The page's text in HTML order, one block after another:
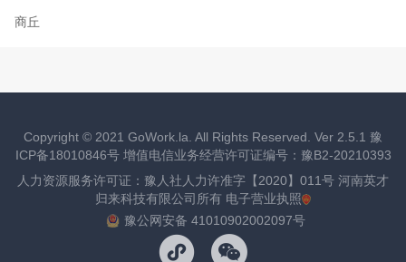
商丘
Copyright © 2021 GoWork.la. All Rights Reserved. Ver 2.5.1 豫
ICP备18010846号增值电信业务经营许可证编号：豫B2-20210393
人力资源服务许可证：豫人社人力许准字【2020】011号 河南英才
归来科技有限公司所有 电子营业执照
豫公网安备 41010902002097号